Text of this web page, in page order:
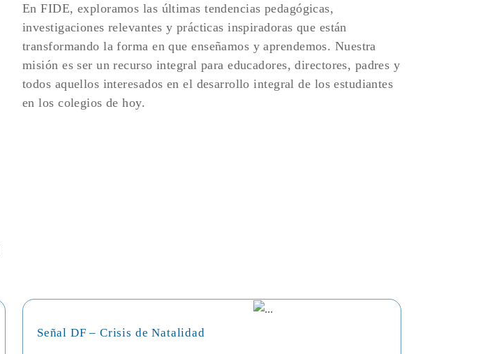
En FIDE, exploramos las últimas tendencias pedagógicas,
investigaciones relevantes y prácticas inspiradoras que están
transformando la forma en que enseñamos y aprendemos. Nuestra
misión es ser un recurso integral para educadores, directores, padres y
todos aquellos interesados en el desarrollo integral de los estudiantes
en los colegios de hoy.
Señal DF – Crisis de Natalidad